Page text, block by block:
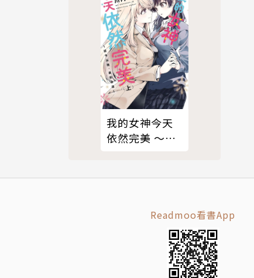
我的女神今天
依然完美 ～從
Readmoo看書App